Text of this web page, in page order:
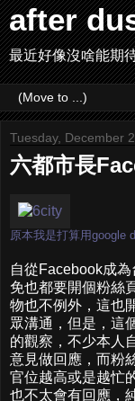
after
最近好像沒啥能期
Tuesday, December
六都市長
原本我是打算用google
自從Facebook成
免也都要開個粉絲
物也不例外，這也
眾溝通，但是，這
的觀察，不少本人
意見做回應，而粉
官位越高或是越忙
也不太會有回應，